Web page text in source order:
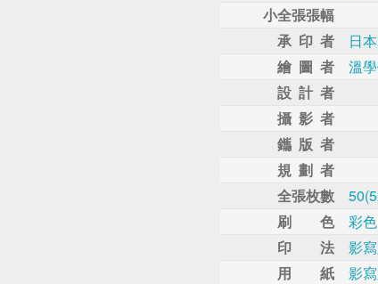
小全張張幅
承 印 者
日
繪 圖 者
溫
設 計 者
攝 影 者
鑴 版 者
規 劃 者
全張枚數
刷 色
彩色
印 法
影
用 紙
影